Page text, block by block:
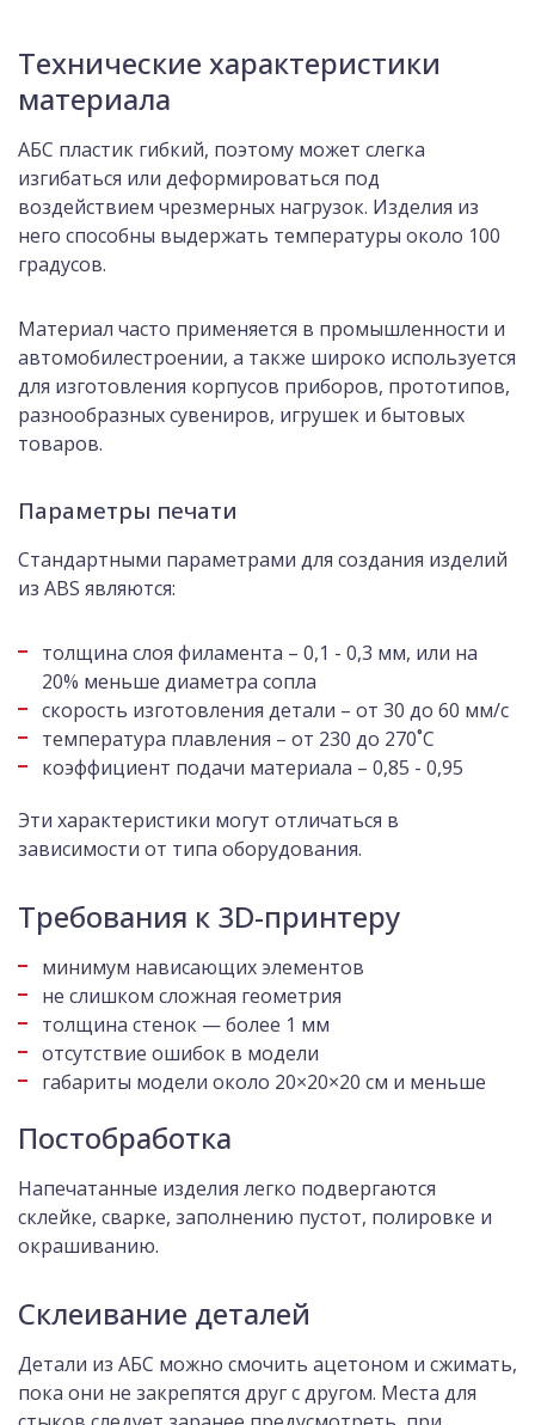
Технические характеристики
материала
АБС пластик гибкий, поэтому может слегка
изгибаться или деформироваться под
воздействием чрезмерных нагрузок. Изделия из
него способны выдержать температуры около 100
градусов.
Материал часто применяется в промышленности и
автомобилестроении, а также широко используется
для изготовления корпусов приборов, прототипов,
разнообразных сувениров, игрушек и бытовых
товаров.
Параметры печати
Стандартными параметрами для создания изделий
из ABS являются:
толщина слоя филамента – 0,1 - 0,3 мм, или на
20% меньше диаметра сопла
скорость изготовления детали – от 30 до 60 мм/с
температура плавления – от 230 до 270˚С
коэффициент подачи материала – 0,85 - 0,95
Эти характеристики могут отличаться в
зависимости от типа оборудования.
Требования к 3D-принтеру
минимум нависающих элементов
не слишком сложная геометрия
толщина стенок — более 1 мм
отсутствие ошибок в модели
габариты модели около 20×20×20 см и меньше
Постобработка
Напечатанные изделия легко подвергаются
склейке, сварке, заполнению пустот, полировке и
окрашиванию.
Склеивание деталей
Детали из АБС можно смочить ацетоном и сжимать,
пока они не закрепятся друг с другом. Места для